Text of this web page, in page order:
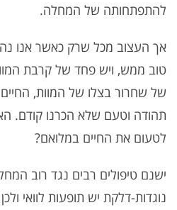
להתפתחותה של המחלה.
אך העצוב מכל שרק כאשר אנו
טוב ממש, ויש פחד של קרבת
של שחרור בצלו של המוות,
תהודה וטעם שלא הכרנו קודם.
לטעום את החיים במלואם?
ישנם טיפולים רבים נגד רוב
נוגדות-דלקת יש תופעות לוואי